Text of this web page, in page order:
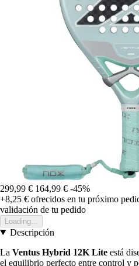
299,99 € 164,99 € -45%
+8,25 € ofrecidos en tu próximo
validación de tu pedido
Loading...
Descripción
La Ventus Hybrid 12K Lite está
el equilibrio perfecto entre control y